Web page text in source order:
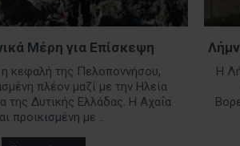
Μέρη για Eπίσκεψη
η κεφαλή της Πελοποννήσου,
πλέον μαζί με την Ηλεία
της Δυτικής Ελλάδας. Η Αχαΐα
προικισμένη με ..
Η